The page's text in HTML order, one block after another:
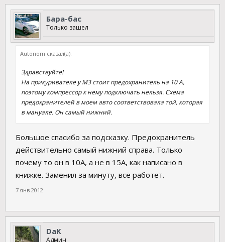
Бара-бас
Только зашел
Autonom сказал(а):
Здравствуйте!
На прикуривателе у М3 стоит предохранитель на 10 А,
поэтому компрессор к нему подключать нельзя. Схема
предохранителей в моем авто соответствовала той, которая
в мануале. Он самый нижний.
Большое спасибо за подсказку. Предохранитель
действительно самый нижний справа. Только
почему то он в 10А, а не в 15А, как написано в
книжке. Заменил за минуту, всё работет.
7 янв 2012
DaK
Админ